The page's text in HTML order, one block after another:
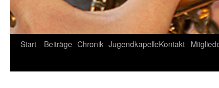
Start Beiträge Chronik JugendkapelleKontakt